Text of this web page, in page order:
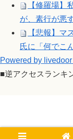
【修羅場】
が、素行が悪
【悲報】マ
氏に「何でこ
Powered by
■逆アクセスランキ